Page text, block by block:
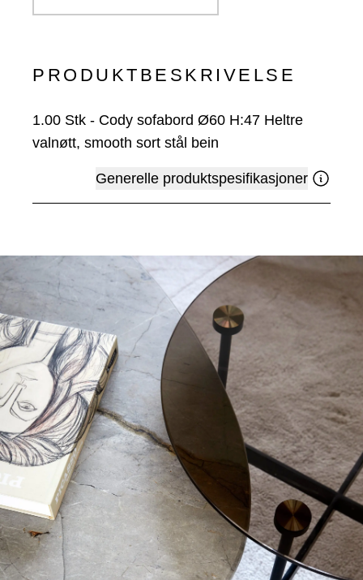
PRODUKTBESKRIVELSE
1.00 Stk - Cody sofabord Ø60 H:47 Heltre
valnøtt, smooth sort stål bein
Generelle produktspesifikasjoner